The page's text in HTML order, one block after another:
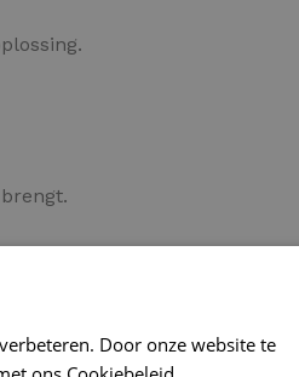
Door onze website te